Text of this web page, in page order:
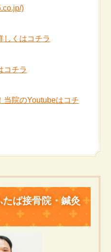
)
しくはコチラ
コチラ
当院のYoutubeはコチ
ば接骨院・鍼灸